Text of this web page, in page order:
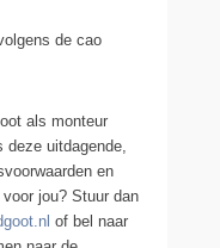
de cao
als monteur
uitdagende,
en
jou? Stuur dan
of bel naar